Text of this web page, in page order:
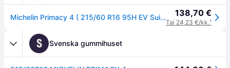
Michelin Primacy 4 ( 215/60 R16 95H EV Suitable ) 138,70 €
Tai 24,23 €/kk.¹
S Svenska gummihuset